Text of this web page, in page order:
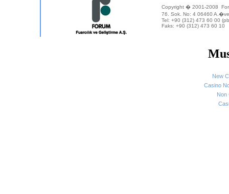
Copyright � 2001-2008
76. Sok. No: 4 06460
Tel: +90 (312) 473 60 00
Faks: +90 (312) 473 60 10
New
Casino
Non